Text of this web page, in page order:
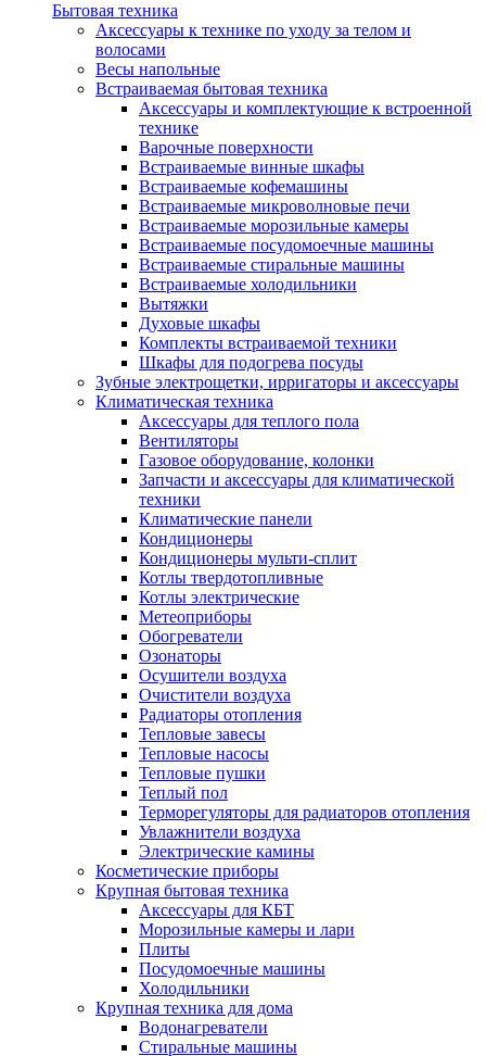
Бытовая техника
Аксессуары к технике по уходу за телом и
волосами
Весы напольные
Встраиваемая бытовая техника
Аксессуары и комплектующие к встроенной
технике
Варочные поверхности
Встраиваемые винные шкафы
Встраиваемые кофемашины
Встраиваемые микроволновые печи
Встраиваемые морозильные камеры
Встраиваемые посудомоечные машины
Встраиваемые стиральные машины
Встраиваемые холодильники
Вытяжки
Духовые шкафы
Комплекты встраиваемой техники
Шкафы для подогрева посуды
Зубные электрощетки, ирригаторы и аксессуары
Климатическая техника
Аксессуары для теплого пола
Вентиляторы
Газовое оборудование, колонки
Запчасти и аксессуары для климатической
техники
Климатические панели
Кондиционеры
Кондиционеры мульти-сплит
Котлы твердотопливные
Котлы электрические
Метеоприборы
Обогреватели
Озонаторы
Осушители воздуха
Очистители воздуха
Радиаторы отопления
Тепловые завесы
Тепловые насосы
Тепловые пушки
Теплый пол
Терморегуляторы для радиаторов отопления
Увлажнители воздуха
Электрические камины
Косметические приборы
Крупная бытовая техника
Аксессуары для КБТ
Морозильные камеры и лари
Плиты
Посудомоечные машины
Холодильники
Крупная техника для дома
Водонагреватели
Стиральные машины